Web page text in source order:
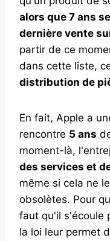
alors que 7 ans
dernière vente
partir de ce
dans cette liste,
distribution de
En fait, Apple a
rencontre 5 ans
moment-là,
des services et
même si cela ne
obsolètes. Pour
faut qu'il s'écoule
la loi leur permet